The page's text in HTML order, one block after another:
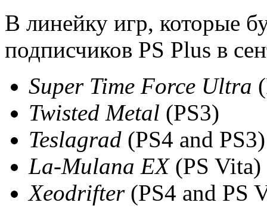
В линейку игр, которые
подписчиков PS Plus в
Super Time Force Ultra
Twisted Metal (PS3)
Teslagrad (PS4 and PS3)
La-Mulana EX(PS Vita)
Xeodrifter(PS4 and PS